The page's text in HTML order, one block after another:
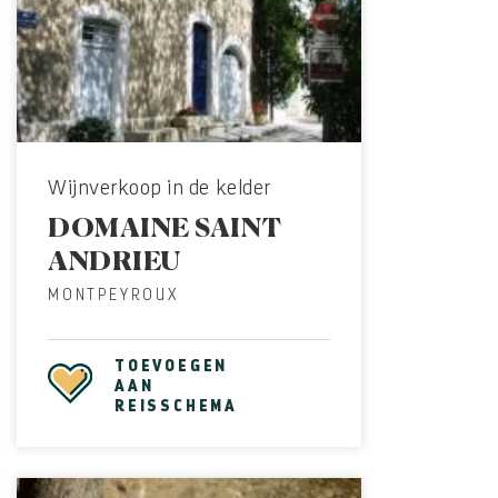
Wijnverkoop in de kelder
DOMAINE SAINT
ANDRIEU
MONTPEYROUX
TOEVOEGEN
AAN
REISSCHEMA